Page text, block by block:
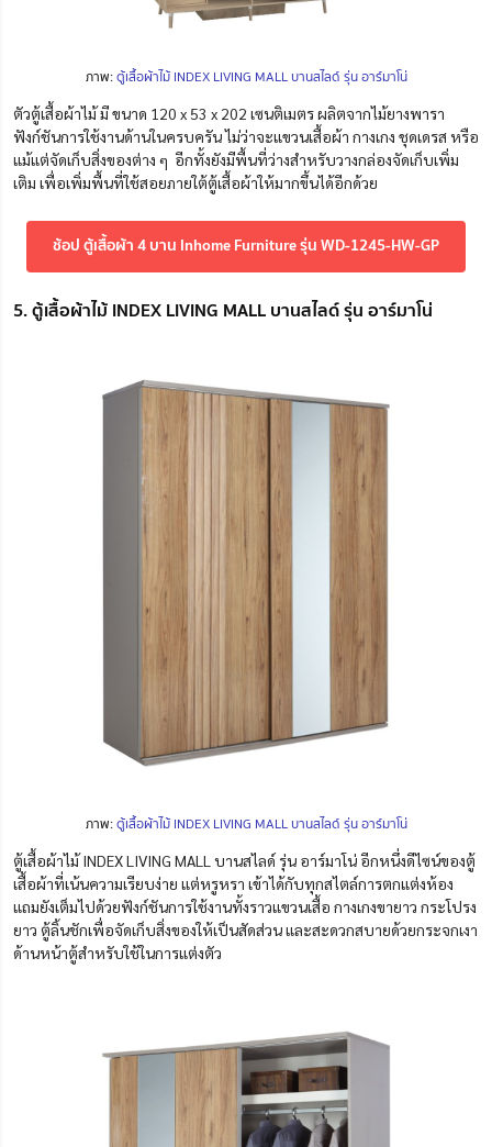
ภาพ:ตู้เสื้อผ้าไม้ INDEX LIVING MALL บานสไลด์ รุ่น อาร์มาโน่
ตัวตู้เสื้อผ้าไม้ มี ขนาด 120 x 53 x 202 เซนติเมตร ผลิตจากไม้ยางพารา
ฟังก์ชันการใช้งานด้านในครบครัน ไม่ว่าจะแขวนเสื้อผ้า กางเกง ชุดเดรส หรือ
แม้แต่จัดเก็บสิ่งของต่าง ๆ อีกทั้งยังมีพื้นที่ว่างสำหรับวางกล่องจัดเก็บเพิ่ม
เติม เพื่อเพิ่มพื้นที่ใช้สอยภายใต้ตู้เสื้อผ้าให้มากขึ้นได้อีกด้วย
ช้อป ตู้เสื้อผ้า 4 บาน Inhome Furniture รุ่น WD-1245-HW-GP
5. ตู้เสื้อผ้าไม้ INDEX LIVING MALL บานสไลด์ รุ่น อาร์มาโน่
ภาพ:ตู้เสื้อผ้าไม้ INDEX LIVING MALL บานสไลด์ รุ่น อาร์มาโน่
ตู้เสื้อผ้าไม้ INDEX LIVING MALL บานสไลด์ รุ่น อาร์มาโน่ อีกหนึ่งดีไซน์ของตู้
เสื้อผ้าที่เน้นความเรียบง่าย แต่หรูหรา เข้าได้กับทุกสไตล์การตกแต่งห้อง
แถมยังเต็มไปด้วยฟังก์ชันการใช้งานทั้งราวแขวนเสื้อ กางเกงขายาว กระโปรง
ยาว ตู้ลิ้นชักเพื่อจัดเก็บสิ่งของให้เป็นสัดส่วน และสะดวกสบายด้วยกระจกเงา
ด้านหน้าตู้สำหรับใช้ในการแต่งตัว